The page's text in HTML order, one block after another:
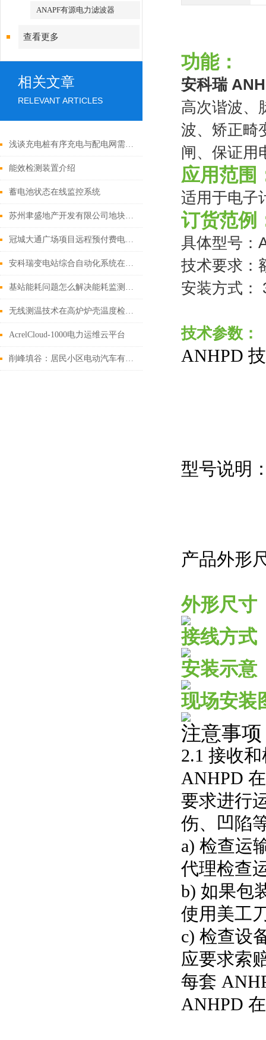
ANAPF有源电力滤波器
查看更多
相关文章
RELEVANT ARTICLES
浅谈充电桩有序充电与配电网需求侧响应结合的优异性分析及策略探索
能效检测装置介绍
蓄电池状态在线监控系统
苏州聿盛地产开发有限公司地块电力监控系统的设计与应用
冠城大通广场项目远程预付费电能管理系统的应用
安科瑞变电站综合自动化系统在宁夏天泽新材料科技有限公司的应用
基站能耗问题怎么解决能耗监测系统
无线测温技术在高炉炉壳温度检测中的应用
AcrelCloud-1000电力运维云平台
削峰填谷：居民小区电动汽车有序充电策略研究
功能：
安科瑞
高次谐波、
波、矫正畸
闸、保证用
应用范围
适用于电子
订货范例
具体型号：
技术要求：
安装方式：
技术参数：
ANHPD
型号说明
产品外形
外形尺寸
接线方式
安装示意
现场安装
注意事
2.1 接收
ANHPD
要求进行
伤、凹陷
a) 检查运
代理检查
b) 如果包
使用美工
c) 检查设
应要求索
每套
ANHPD